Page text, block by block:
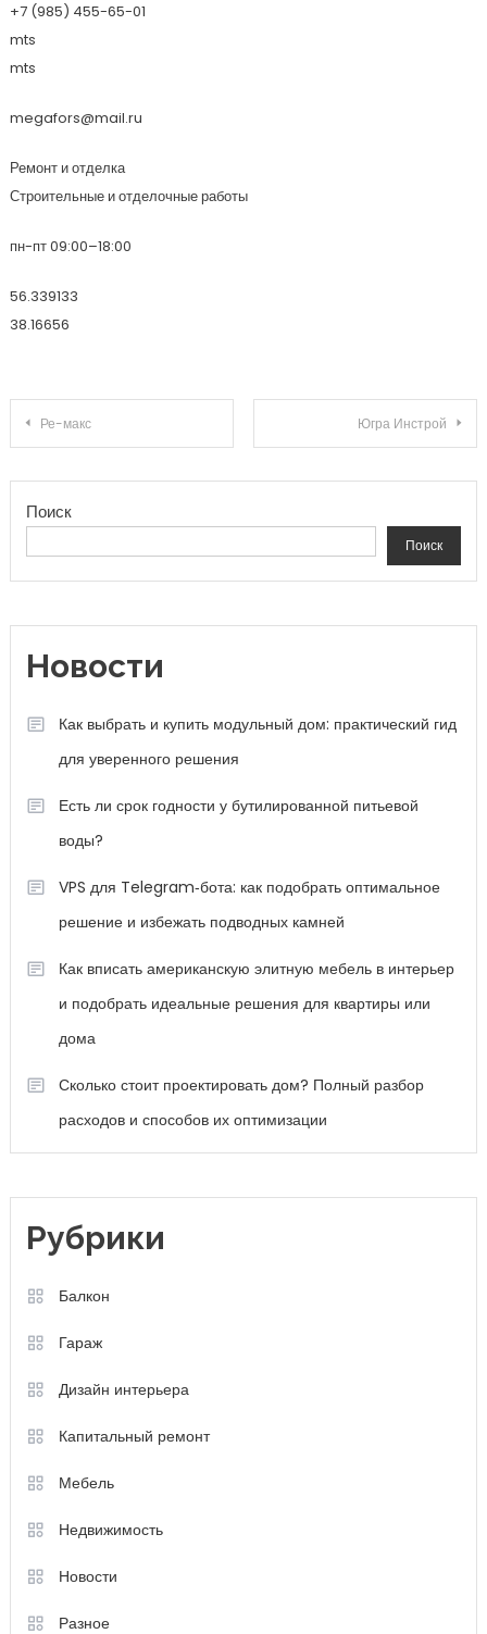
+7 (985) 455-65-01
mts
mts
megafors@mail.ru
Ремонт и отделка
Строительные и отделочные работы
пн-пт 09:00–18:00
56.339133
38.16656
Навигация по записям
Ре-макс Югра Инстрой
Поиск
Поиск
Новости
Как выбрать и купить модульный дом: практический гид
для уверенного решения
Есть ли срок годности у бутилированной питьевой
воды?
VPS для Telegram‑бота: как подобрать оптимальное
решение и избежать подводных камней
Как вписать американскую элитную мебель в интерьер
и подобрать идеальные решения для квартиры или
дома
Сколько стоит проектировать дом? Полный разбор
расходов и способов их оптимизации
Рубрики
Балкон
Гараж
Дизайн интерьера
Капитальный ремонт
Мебель
Недвижимость
Новости
Разное